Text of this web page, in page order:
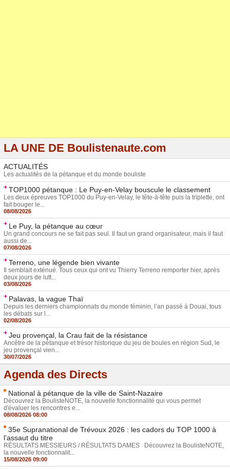
LA UNE DE Boulistenaute.com
ACTUALITÉS
Les actualités de la pétanque et du monde bouliste
TOP1000 pétanque : Le Puy-en-Velay bouscule le classement
Les deux épreuves TOP1000 du Puy-en-Velay, le tête-à-tête puis la triplette, ont
fait bouger le...
08/08/2026
Le Puy, la pétanque au cœur
Un grand concours ne se fait pas seul. Il faut un grand organisateur, mais il faut
aussi de...
07/08/2026
Terreno, une légende bien vivante
Il semblait exténué. Tous ceux qui ont vu Thierry Terreno remporter hier, après
deux jours de lutt...
03/08/2026
Palavas, la vague Thaï
Depuis les derniers championnats du monde féminin, l’an passé à Douai, tous
les débats sur l...
02/08/2026
Jeu provençal, la Crau fait de la résistance
Ancêtre de la pétanque et trésor historique du jeu de boules en région Sud, le
jeu provençal vien...
30/07/2026
Agenda des Directs
National à pétanque de la ville de Saint-Nazaire
Découvrez la BoulisteNOTE, la nouvelle fonctionnalité qui vous permet
d'évaluer les rencontres e...
08/08/2026 08:00
35e Supranational de Trévoux 2026 : les cadors du TOP 1000 à
l’assaut du titre
RÉSULTATS MESSIEURS / RÉSULTATS DAMES Découvrez la BoulisteNOTE,
la nouvelle fonctionnalit...
15/08/2026 09:00